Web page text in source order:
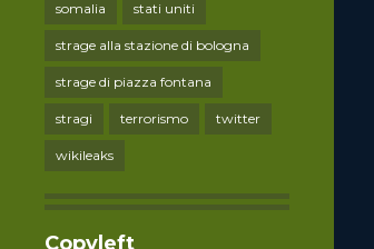
somalia stati uniti
strage alla stazione di bologna
strage di piazza fontana
stragi terrorismo twitter
wikileaks
Copyleft